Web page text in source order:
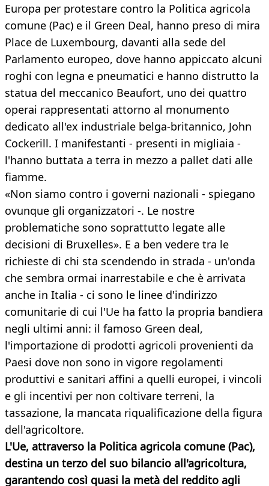
Europa per protestare contro la Politica agricola
comune (Pac) e il Green Deal, hanno preso di mira
Place de Luxembourg, davanti alla sede del
Parlamento europeo, dove hanno appiccato alcuni
roghi con legna e pneumatici e hanno distrutto la
statua del meccanico Beaufort, uno dei quattro
operai rappresentati attorno al monumento
dedicato all'ex industriale belga-britannico, John
Cockerill. I manifestanti - presenti in migliaia -
l'hanno buttata a terra in mezzo a pallet dati alle
fiamme.
«Non siamo contro i governi nazionali - spiegano
ovunque gli organizzatori -. Le nostre
problematiche sono soprattutto legate alle
decisioni di Bruxelles». E a ben vedere tra le
richieste di chi sta scendendo in strada - un'onda
che sembra ormai inarrestabile e che è arrivata
anche in Italia - ci sono le linee d'indirizzo
comunitarie di cui l'Ue ha fatto la propria bandiera
negli ultimi anni: il famoso Green deal,
l'importazione di prodotti agricoli provenienti da
Paesi dove non sono in vigore regolamenti
produttivi e sanitari affini a quelli europei, i vincoli
e gli incentivi per non coltivare terreni, la
tassazione, la mancata riqualificazione della figura
dell'agricoltore.
L'Ue, attraverso la Politica agricola comune (Pac),
destina un terzo del suo bilancio all'agricoltura,
garantendo così quasi la metà del reddito agli